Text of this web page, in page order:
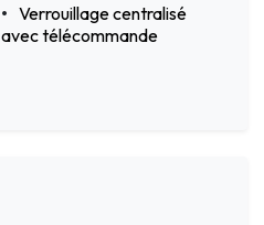
Verrouillage centralisé
avec télécommande